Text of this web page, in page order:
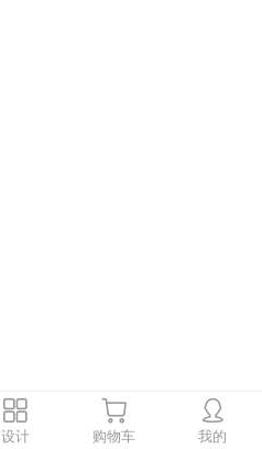
设计 购物车 我的